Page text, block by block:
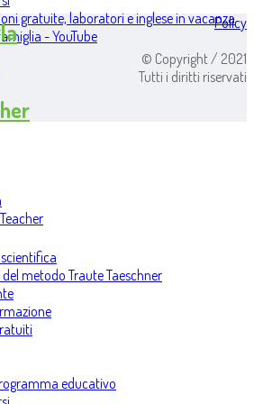
gratuite, laboratori e inglese in vacanza
- YouTube
del metodo Traute Taeschner
educativo
Policy
© Copyright / 2021
Tutti i diritti riservati